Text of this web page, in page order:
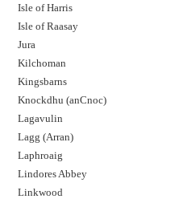
Isle of Harris
Isle of Raasay
Jura
Kilchoman
Kingsbarns
Knockdhu (anCnoc)
Lagavulin
Lagg (Arran)
Laphroaig
Lindores Abbey
Linkwood